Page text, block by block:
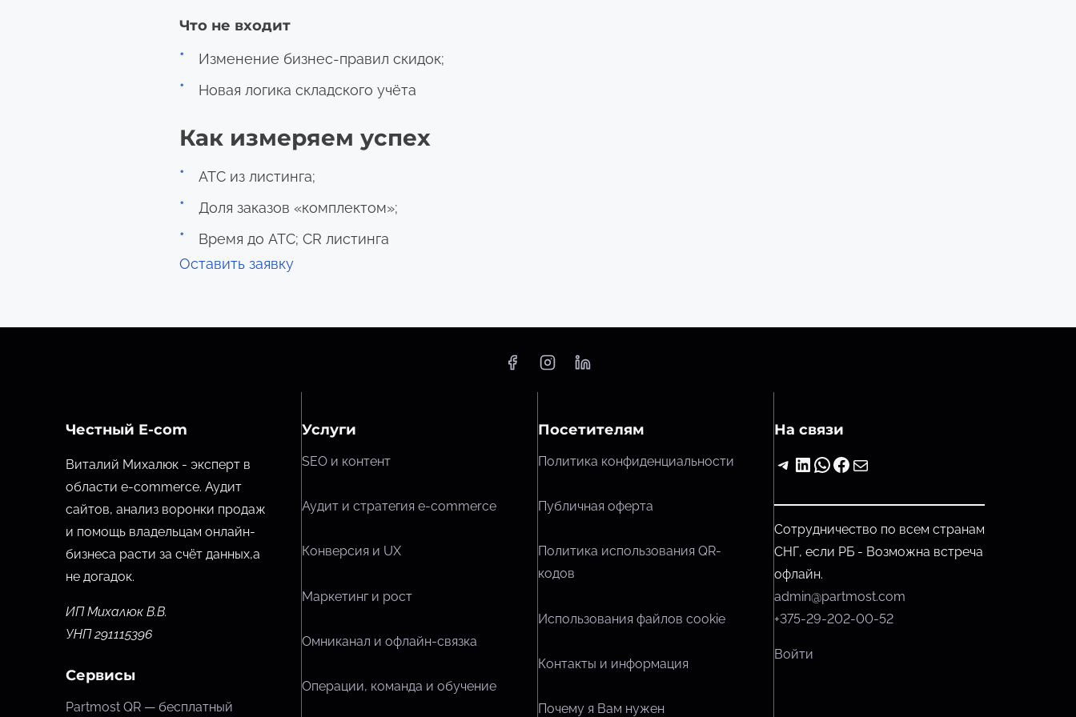
Что не входит
Изменение бизнес-правил скидок;
Новая логика складского учёта
Как измеряем успех
ATC из листинга;
Доля заказов «комплектом»;
Время до ATC; CR листинга
Оставить заявку
Честный E-com
Виталий Михалюк - эксперт в
области e-commerce. Аудит
сайтов, анализ воронки продаж
и помощь владельцам онлайн-
бизнеса расти за счёт данных,а
не догадок.
ИП Михалюк В.В.
УНП 291115396
Сервисы
Partmost QR — бесплатный
Услуги
SEO и контент
Аудит и стратегия e-commerce
Конверсия и UX
Маркетинг и рост
Омниканал и офлайн-связка
Операции, команда и обучение
Посетителям
Политика конфиденциальности
Публичная оферта
Политика использования QR-
кодов
Использования файлов cookie
Контакты и информация
Почему я Вам нужен
На связи
Telegram LinkedIn WhatsApp Facebook Почта
Сотрудничество по всем странам
СНГ, если РБ - Возможна встреча
офлайн.
admin@partmost.com
+375-29-202-00-52
Войти